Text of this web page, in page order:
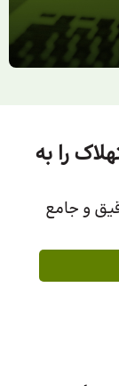
را به
و جامع